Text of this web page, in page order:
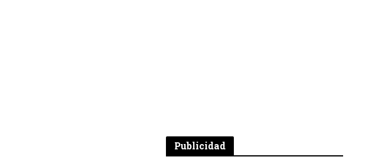
Publicidad